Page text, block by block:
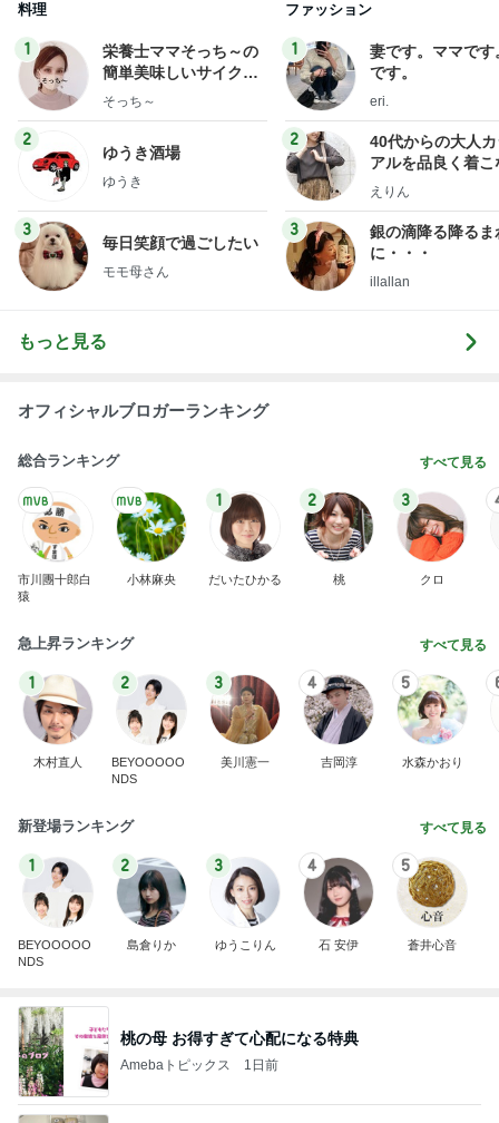
料理
1
栄養士ママそっち～の
簡単美味しいサイクル
献立
そっち～
2
ゆうき酒場
ゆうき
3
毎日笑顔で過ごしたい
モモ母さん
ファッション
1
妻です。ママです
です。
eri.
2
40代からの大人
アルを品良く着こ
ファッションブロ
えりん
3
銀の滴降る降るま
に・・・
illallan
もっと見る
オフィシャルブロガーランキング
総合ランキング すべて見る
市川團十郎白
猿
小林麻央
1
だいたひかる
2
桃
3
クロ
急上昇ランキング すべて見る
1
木村直人
2
BEYOOOOO
NDS
3
美川憲一
4
吉岡淳
5
水森かおり
新登場ランキング すべて見る
1
BEYOOOOO
NDS
2
島倉りか
3
ゆうこりん
4
石 安伊
5
蒼井心音
桃の母 お得すぎて心配になる特典
Amebaトピックス 1日前